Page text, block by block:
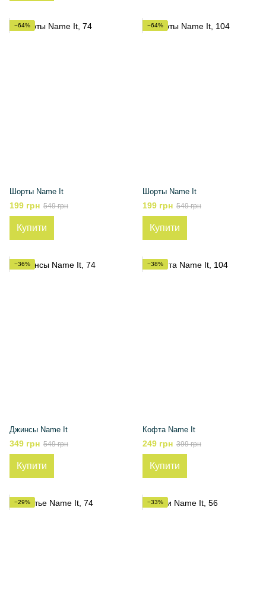
−64%
Шорты Name It
199 грн 549 грн
Купити
−64%
Шорты Name It
199 грн 549 грн
Купити
−36%
Джинсы Name It
349 грн 549 грн
Купити
−38%
Кофта Name It
249 грн 399 грн
Купити
−29% −33%